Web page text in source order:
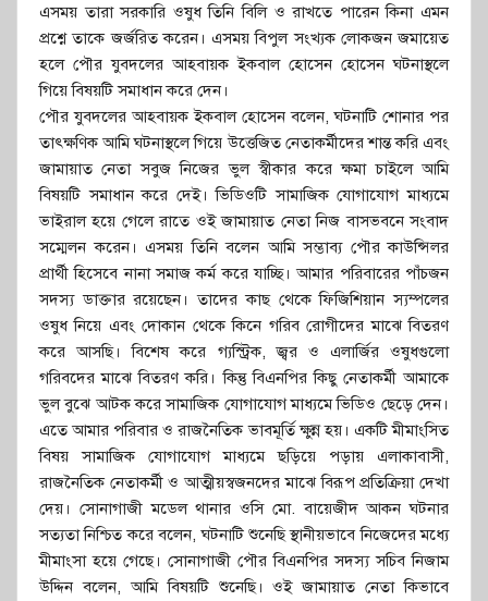
এসময় তারা সরকারি ওষুধ তিনি বিলি ও রাখতে পারেন কিনা এমন
প্রশ্নে তাকে জর্জরিত করেন। এসময় বিপুল সংখ্যক লোকজন জমায়েত
হলে পৌর যুবদলের আহবায়ক ইকবাল হোসেন হোসেন ঘটনাস্থলে
গিয়ে বিষয়টি সমাধান করে দেন।
পৌর যুবদলের আহবায়ক ইকবাল হোসেন বলেন, ঘটনাটি শোনার পর
তাৎক্ষণিক আমি ঘটনাস্থলে গিয়ে উত্তেজিত নেতাকর্মীদের শান্ত করি এবং
জামায়াত নেতা সবুজ নিজের ভুল স্বীকার করে ক্ষমা চাইলে আমি
বিষয়টি সমাধান করে দেই। ভিডিওটি সামাজিক যোগাযোগ মাধ্যমে
ভাইরাল হয়ে গেলে রাতে ওই জামায়াত নেতা নিজ বাসভবনে সংবাদ
সম্মেলন করেন। এসময় তিনি বলেন আমি সম্ভাব্য পৌর কাউন্সিলর
প্রার্থী হিসেবে নানা সমাজ কর্ম করে যাচ্ছি। আমার পরিবারের পাঁচজন
সদস্য ডাক্তার রয়েছেন। তাদের কাছ থেকে ফিজিশিয়ান স্যম্পলের
ওষুধ নিয়ে এবং দোকান থেকে কিনে গরিব রোগীদের মাঝে বিতরণ
করে আসছি। বিশেষ করে গ্যস্ট্রিক, জ্বর ও এলার্জির ওষুধগুলো
গরিবদের মাঝে বিতরণ করি। কিন্তু বিএনপির কিছু নেতাকর্মী আমাকে
ভুল বুঝে আটক করে সামাজিক যোগাযোগ মাধ্যমে ভিডিও ছেড়ে দেন।
এতে আমার পরিবার ও রাজনৈতিক ভাবমূর্তি ক্ষুন্ন হয়। একটি মীমাংসিত
বিষয় সামাজিক যোগাযোগ মাধ্যমে ছড়িয়ে পড়ায় এলাকাবাসী,
রাজনৈতিক নেতাকর্মী ও আত্মীয়স্বজনদের মাঝে বিরূপ প্রতিক্রিয়া দেখা
দেয়। সোনাগাজী মডেল থানার ওসি মো. বায়েজীদ আকন ঘটনার
সত্যতা নিশ্চিত করে বলেন, ঘটনাটি শুনেছি স্থানীয়ভাবে নিজেদের মধ্যে
মীমাংসা হয়ে গেছে। সোনাগাজী পৌর বিএনপির সদস্য সচিব নিজাম
উদ্দিন বলেন, আমি বিষয়টি শুনেছি। ওই জামায়াত নেতা কিভাবে